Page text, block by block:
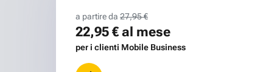
a partire da 27,95 €
22,95 €al mese
per i clienti Mobile Business